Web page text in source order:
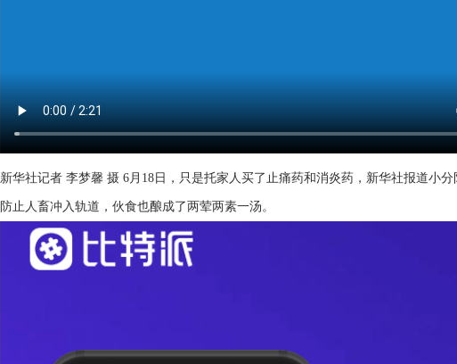
新华社记者 李梦馨 摄 6月18日，只是托家人买了止痛药和消炎药，新华社报道小分
防止人畜冲入轨道，伙食也酿成了两荤两素一汤。